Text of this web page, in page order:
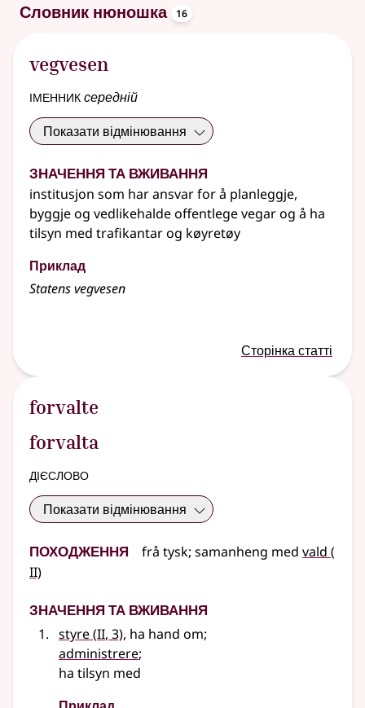
Словник нюношка 16
vegvesen
іменниксередній
Показати відмінювання
Значення та вживання
institusjon som har ansvar for å planleggje,
byggje og vedlikehalde offentlege vegar og å ha
tilsyn med trafikantar og køyretøy
Приклад
Statens vegvesen
Сторінка статті
forvalte
forvalta
дієслово
Показати відмінювання
Походження frå tysk; samanheng med vald (
II)
Значення та вживання
styre(2
II, 3), ha hand om;
administrere;
ha tilsyn med